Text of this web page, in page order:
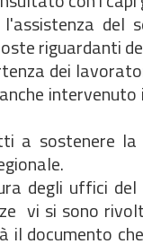
del
riguardanti
dei
intervenuto
a sostenere
degli uffici del
vi si sono
il documento